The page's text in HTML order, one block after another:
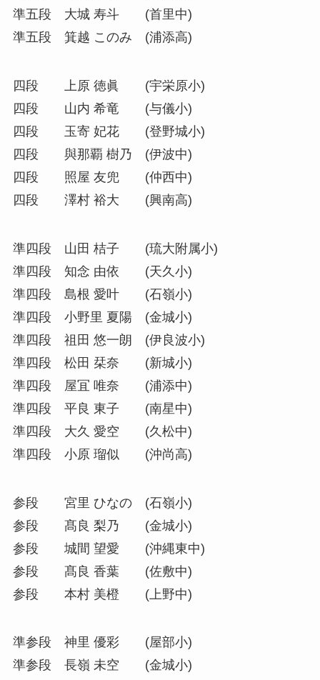
準五段 大城 寿斗 (首里中)
準五段 箕越 このみ (浦添高)
四段 上原 徳眞 (宇栄原小)
四段 山内 希竜 (与儀小)
四段 玉寄 妃花 (登野城小)
四段 與那覇 樹乃 (伊波中)
四段 照屋 友兜 (仲西中)
四段 澤村 裕大 (興南高)
準四段 山田 桔子 (琉大附属小)
準四段 知念 由依 (天久小)
準四段 島根 愛叶 (石嶺小)
準四段 小野里 夏陽 (金城小)
準四段 祖田 悠一朗 (伊良波小)
準四段 松田 栞奈 (新城小)
準四段 屋冝 唯奈 (浦添中)
準四段 平良 東子 (南星中)
準四段 大久 愛空 (久松中)
準四段 小原 瑠似 (沖尚高)
参段 宮里 ひなの (石嶺小)
参段 髙良 梨乃 (金城小)
参段 城間 望愛 (沖縄東中)
参段 髙良 香葉 (佐敷中)
参段 本村 美橙 (上野中)
準参段 神里 優彩 (屋部小)
準参段 長嶺 未空 (金城小)